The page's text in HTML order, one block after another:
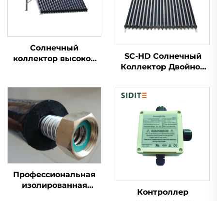
Солнечный
коллектор высокой
трубками двойного
стекла. Экологичная
алюминиевая
манжета для
солнечного
водонагревателя.
SC-HD Солнечный
Коллектор Двойное
Трубки Медь
Красного Цвета
Тепловая Трубка
Низкая -35°C
Температурная
Стойкость Высокая
Настенная Уличная
Профессиональная
изолированная
Контроллер